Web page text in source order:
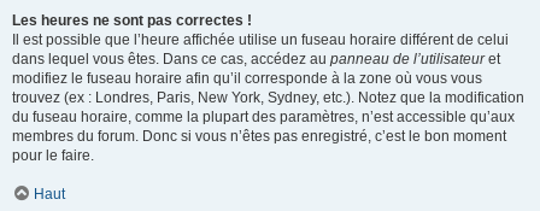
Les heures ne sont pas correctes !
Il est possible que l’heure affichée utilise un fuseau horaire différent de celui
dans lequel vous êtes. Dans ce cas, accédez au panneau de l’utilisateuret
modifiez le fuseau horaire afin qu’il corresponde à la zone où vous vous
trouvez (ex : Londres, Paris, New York, Sydney, etc.). Notez que la modification
du fuseau horaire, comme la plupart des paramètres, n’est accessible qu’aux
membres du forum. Donc si vous n’êtes pas enregistré, c’est le bon moment
pour le faire.
Haut